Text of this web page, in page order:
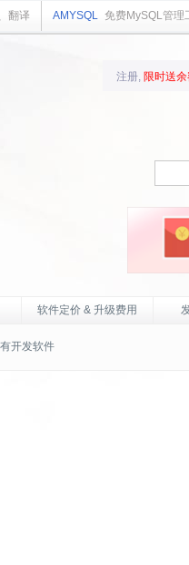
翻译 AMYSQL 免费MySQL管理
注册, 限时送
软件定价 & 升级费用
开发软件